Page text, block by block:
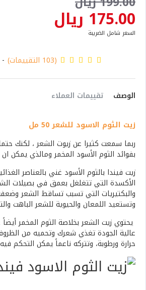
(103 التقييمات) -
175.00 ريال
السعر شامل الضريبة
الوصف تقييمات العملاء
زيت الثوم الاسود للشعر 50 مل
ربما سمعت كثيرا عن زيوت الشعر ، لكنك
بفوائد الثوم الأسود المخمر ومالذي يمكن
زيت فيندا بالثوم الأسود غني بالعناصر
الأكسدة التي تتغلغل بعمق في بصيلات
والبكتيريات التي تسبب تساقط الشعر
وتستعيد اللمعان والحيوية للشعر الباهت
يحتوي زيت الشعر بخلاصة الثوم المخمر
عالية الجودة تغذي شعرك وتحميه من
حرارة ورطوبة، وتتركه ناعماً يمكن التحكم